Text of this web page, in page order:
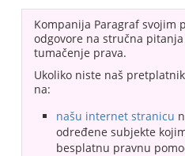
Kompanija Paragraf svojim
odgovore na stručna
tumačenje prava.
Ukoliko niste naš
na:
našu internet stranicu
određene subjekte
besplatnu pravnu